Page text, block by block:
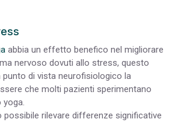
abbia un effetto benefico nel migliorare
nervoso dovuti allo stress, questo
punto di vista neurofisiologico la
che molti pazienti sperimentano
yoga.
rilevare differenze significative